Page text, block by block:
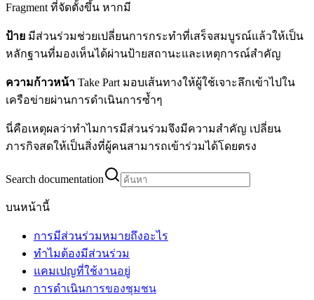
Fragment ที่จัดตั้งขึ้น หากมี
ป้าย มีส่วนร่วมช่วยเปลี่ยนการกระทำที่เสร็จสมบูรณ์แล้วให้เป็น
หลักฐานที่มองเห็นได้ผ่านป้ายสถานะและเหตุการณ์สำคัญ
ความก้าวหน้า Take Part มอบเส้นทางให้ผู้ใช้เจาะลึกเข้าไปใน
เครือข่ายผ่านการดำเนินการซ้ำๆ
นี่คือเหตุผลว่าทำไมการมีส่วนร่วมจึงมีความสำคัญ เปลี่ยน
ภารกิจสดให้เป็นสิ่งที่ผู้คนสามารถเข้าร่วมได้โดยตรง
Search documentation
บนหน้านี้
การมีส่วนร่วมหมายถึงอะไร
ทำไมต้องมีส่วนร่วม
แคมเปญที่ใช้งานอยู่
การดำเนินการของชุมชน